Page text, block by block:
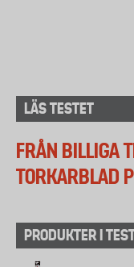
LÄS TESTET
FRÅN BILLIGA
TORKARBLAD
PRODUKTER I